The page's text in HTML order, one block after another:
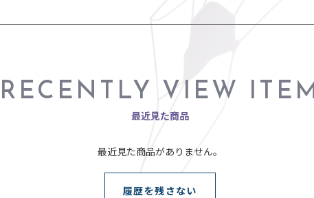
RECENTLY VIEW
最近見た商品
最近見た商品がありません。
履歴を残さない